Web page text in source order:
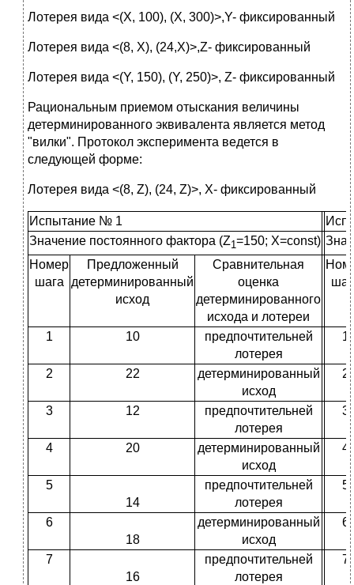
Лотерея вида <(X, 100), (X, 300)>,Y- фиксированный
Лотерея вида <(8, X), (24,X)>,Z- фиксированный
Лотерея вида <(Y, 150), (Y, 250)>, Z- фиксированный
Рациональным приемом отыскания величины
детерминированного эквивалента является метод
"вилки". Протокол эксперимента ведется в
следующей форме:
Лотерея вида <(8, Z), (24, Z)>, X- фиксированный
Испытание № 1
Значение постоянного фактора (Z1=150; X=const)
Номер
шага
Предложенный
детерминированный
исход
Сравнительная
оценка
детерминированного
исхода и лотереи
1 10
предпочтительней
лотерея
1
2 22
детерминированный
исход
2
3 12
предпочтительней
лотерея
3
4 20
детерминированный
исход
4
5
14
предпочтительней
лотерея
5
6
18
детерминированный
исход
6
7
16
предпочтительней
лотерея
7